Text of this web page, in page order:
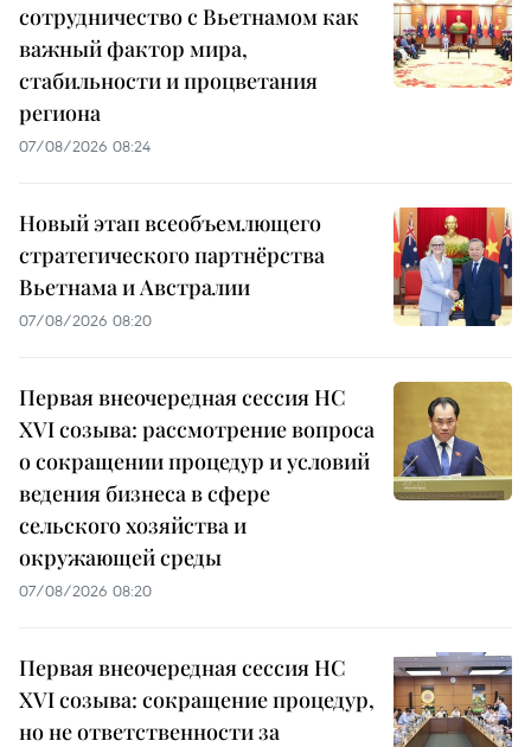
сотрудничество с Вьетнамом как
важный фактор мира,
стабильности и процветания
региона
07/08/2026 08:24
Новый этап всеобъемлющего
стратегического партнёрства
Вьетнама и Австралии
07/08/2026 08:20
Первая внеочередная сессия НС
XVI созыва: рассмотрение вопроса
о сокращении процедур и условий
ведения бизнеса в сфере
сельского хозяйства и
окружающей среды
07/08/2026 08:20
Первая внеочередная сессия НС
XVI созыва: сокращение процедур,
но не ответственности за